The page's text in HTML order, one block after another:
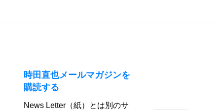
時田直也メールマガジンを
購読する
News Letter（紙）とは別のサ